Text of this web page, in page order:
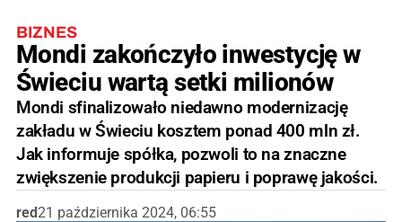
BIZNES
Mondi zakończyło inwestycję w
Świeciu wartą setki milionów
Mondi sfinalizowało niedawno modernizację
zakładu w Świeciu kosztem ponad 400 mln zł.
Jak informuje spółka, pozwoli to na znaczne
zwiększenie produkcji papieru i poprawę jakości.
red21 października 2024, 06:55